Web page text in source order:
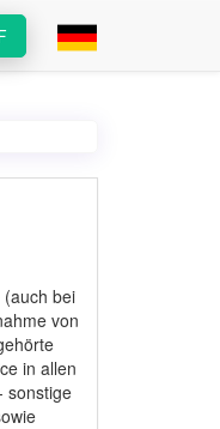
bei
von
in allen
sonstige